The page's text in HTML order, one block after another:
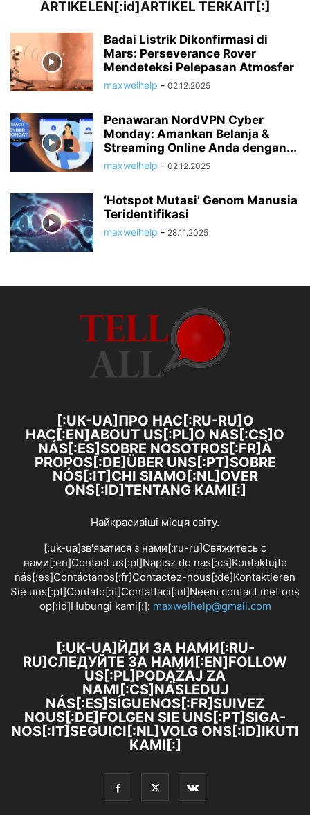
ARTIKELEN[:id]ARTIKEL TERKAIT[:]
Badai Listrik Dikonfirmasi di
Mars: Perseverance Rover
Mendeteksi Pelepasan Atmosfer
maxwelhelp - 02.12.2025
Penawaran NordVPN Cyber
Monday: Amankan Belanja &
Streaming Online Anda dengan...
maxwelhelp - 02.12.2025
‘Hotspot Mutasi’ Genom Manusia
Teridentifikasi
maxwelhelp - 28.11.2025
[:UK-UA]ПРО НАС[:RU-RU]О
НАС[:EN]ABOUT US[:PL]O NAS[:CS]O
NÁS[:ES]SOBRE NOSOTROS[:FR]À
PROPOS[:DE]ÜBER UNS[:PT]SOBRE
NÓS[:IT]CHI SIAMO[:NL]OVER
ONS[:ID]TENTANG KAMI[:]
Найкрасивіші місця світу.
[:uk-ua]зв'язатися з нами[:ru-ru]Свяжитесь с
нами[:en]Contact us[:pl]Napisz do nas[:cs]Kontaktujte
nás[:es]Contáctanos[:fr]Contactez-nous[:de]Kontaktieren
Sie uns[:pt]Contato[:it]Contattaci[:nl]Neem contact met ons
op[:id]Hubungi kami[:]: maxwelhelp@gmail.com
[:UK-UA]ЙДИ ЗА НАМИ[:RU-
RU]СЛЕДУЙТЕ ЗА НАМИ[:EN]FOLLOW
US[:PL]PODĄŻAJ ZA
NAMI[:CS]NÁSLEDUJ
NÁS[:ES]SÍGUENOS[:FR]SUIVEZ
NOUS[:DE]FOLGEN SIE UNS[:PT]SIGA-
NOS[:IT]SEGUICI[:NL]VOLG ONS[:ID]IKUTI
KAMI[:]